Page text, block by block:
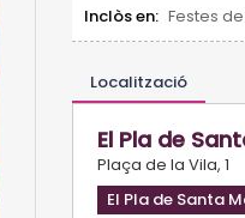
Inclòs en: Festes
Localització
El Pla de
Plaça de la Vila, 1
El Pla de Santa